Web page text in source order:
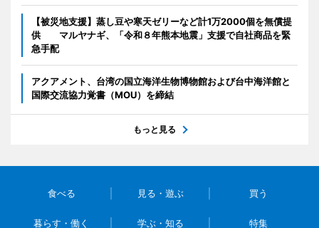
【被災地支援】蒸し豆や寒天ゼリーなど計1万2000個を無償提
供 マルヤナギ、「令和８年熊本地震」支援で自社商品を緊
急手配
アクアメント、台湾の国立海洋生物博物館および台中海洋館と
国際交流協力覚書（MOU）を締結
もっと見る
食べる 見る・遊ぶ 買う
暮らす・働く 学ぶ・知る 特集